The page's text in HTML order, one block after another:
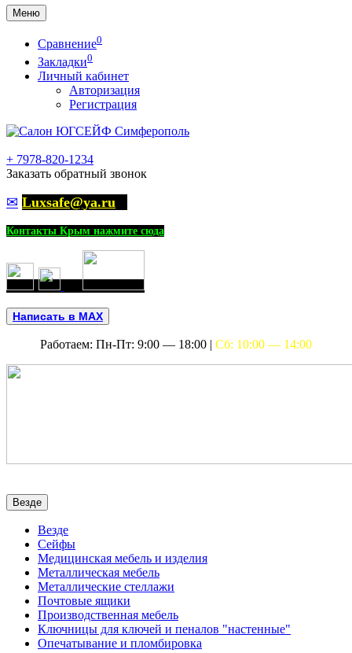
Меню
Сравнение0
Закладки0
Личный кабинет
Авторизация
Регистрация
+ 7978-820-1234
Заказать обратный звонок
✉ Luxsafe@ya.ru
Контакты Крым нажмите сюда
Написать в MAX
Работаем: Пн-Пт: 9:00 — 18:00 | Сб: 10:00 — 14:00
Везде
Везде
Сейфы
Медицинская мебель и изделия
Металлическая мебель
Металлические стеллажи
Почтовые ящики
Производственная мебель
Ключницы для ключей и пеналов "настенные"
Опечатывание и пломбировка